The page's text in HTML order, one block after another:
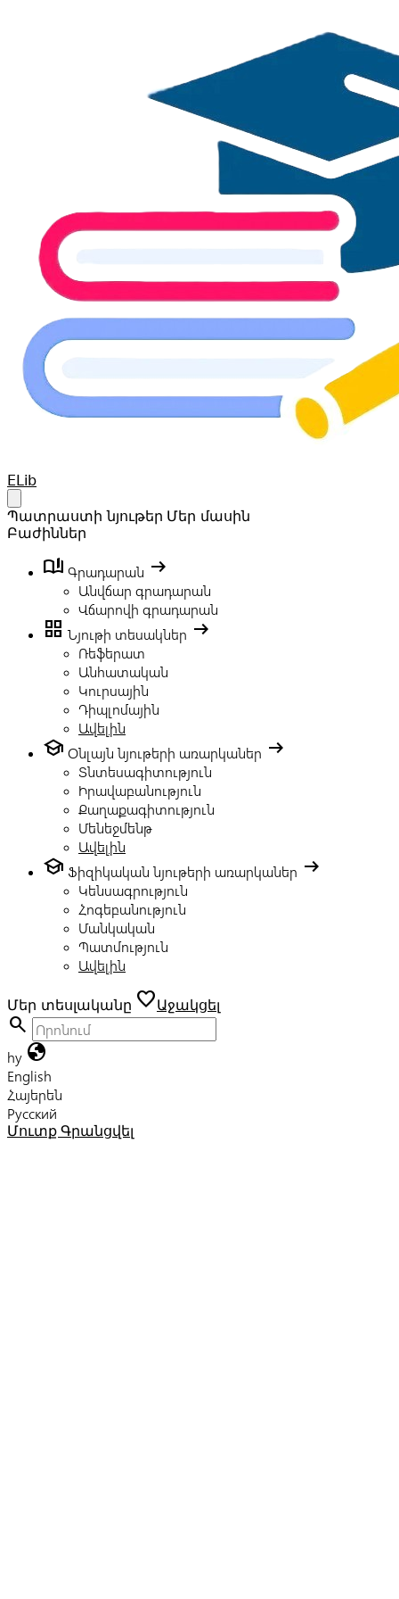
Your Company
ELib
Պատրաստի նյութեր Մեր մասին
Բաժիններ
book_ribbon Գրադարան arrow_right_alt
Անվճար գրադարան
Վճարովի գրադարան
grid_view Նյութի տեսակներ arrow_right_alt
Ռեֆերատ
Անհատական
Կուրսային
Դիպլոմային
Ավելին
school Օնլայն նյութերի առարկաներ arrow_right_alt
Տնտեսագիտություն
Իրավաբանություն
Քաղաքագիտություն
Մենեջմենթ
Ավելին
school Ֆիզիկական նյութերի առարկաներ arrow_right_alt
Կենսագրություն
Հոգեբանություն
Մանկական
Պատմություն
Ավելին
Մեր տեսլականը favoriteԱջակցել
search
hy globe
English
Հայերեն
Русский
Մուտք Գրանցվել